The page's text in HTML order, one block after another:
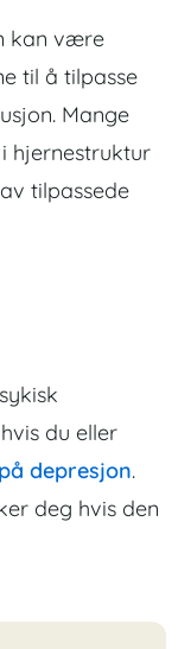
kan være
til å tilpasse
Mange
hjernestruktur
tilpassede
du eller
depresjon.
deg hvis den